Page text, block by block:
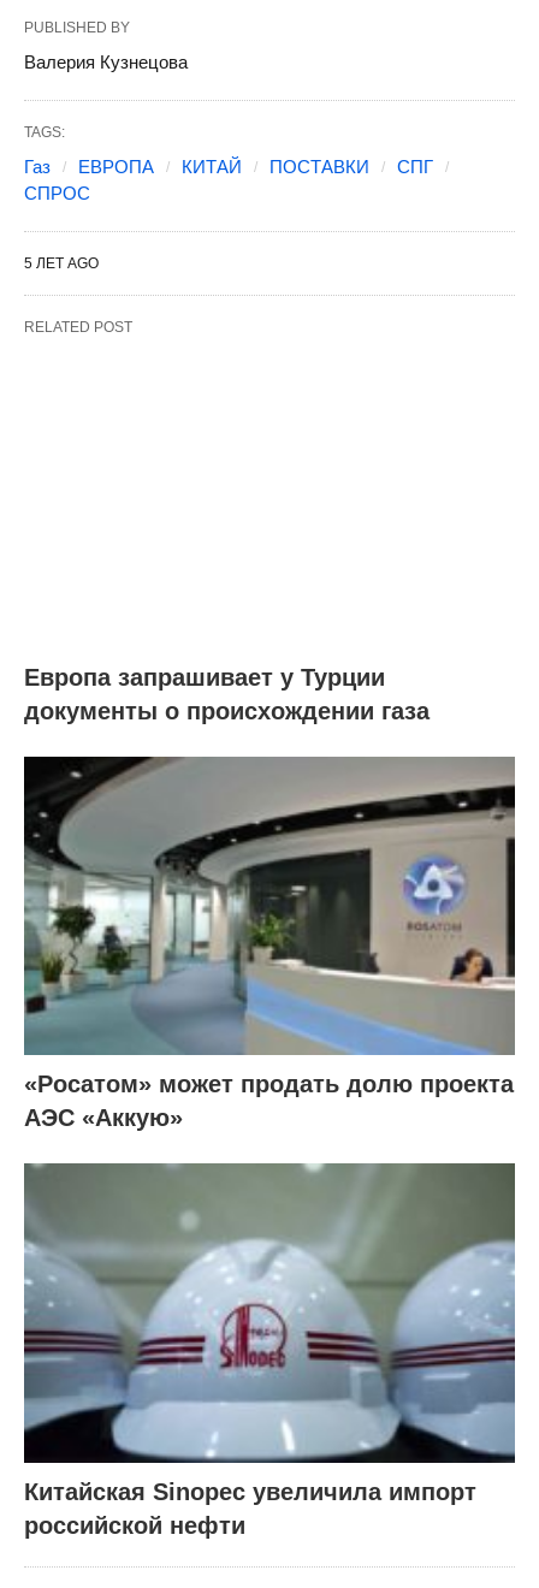
PUBLISHED BY
Валерия Кузнецова
TAGS:
Газ ЕВРОПА КИТАЙ ПОСТАВКИ
СПГ
СПРОС
5 ЛЕТ AGO
RELATED POST
Европа запрашивает у Турции
документы о происхождении газа
«Росатом» может продать долю проекта
АЭС «Аккую»
Китайская Sinopec увеличила импорт
российской нефти